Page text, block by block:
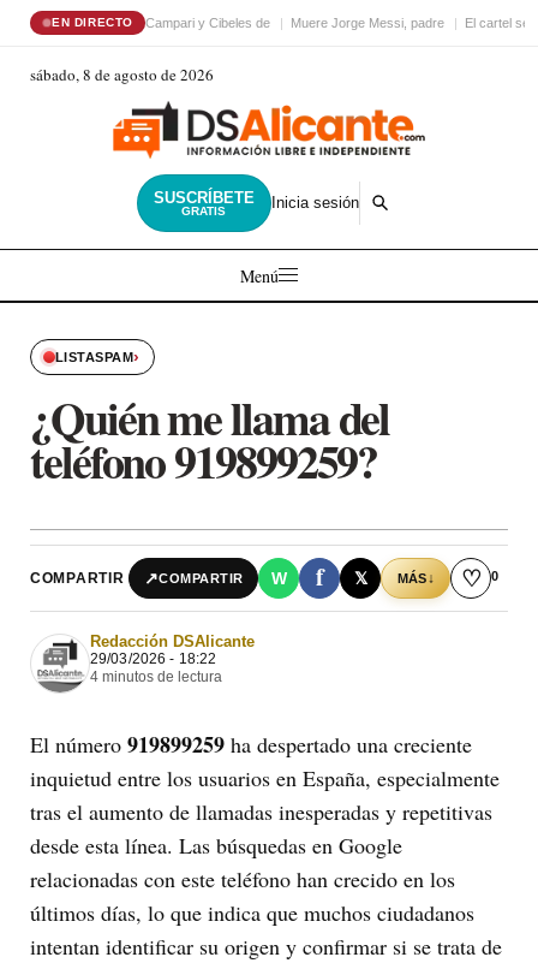
EN DIRECTO Campari y Cibeles de Muere Jorge Messi, padre El cartel
sábado, 8 de agosto de 2026
SUSCRÍBETE
GRATIS Inicia sesión
Menú
LISTASPAM›
¿Quién me llama del
teléfono 919899259?
COMPARTIR ↗COMPARTIR W f 𝕏 MÁS↓ ♡ 0
Redacción DSAlicante
29/03/2026 - 18:22
4 minutos de lectura
El número 919899259 ha despertado una creciente
inquietud entre los usuarios en España, especialmente
tras el aumento de llamadas inesperadas y repetitivas
desde esta línea. Las búsquedas en Google
relacionadas con este teléfono han crecido en los
últimos días, lo que indica que muchos ciudadanos
intentan identificar su origen y confirmar si se trata de